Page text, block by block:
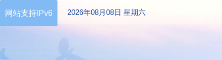
网站支持IPv6 2026年08月08日 星期六